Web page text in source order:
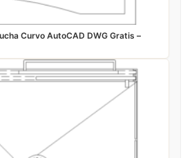
Curvo AutoCAD DWG Gratis –